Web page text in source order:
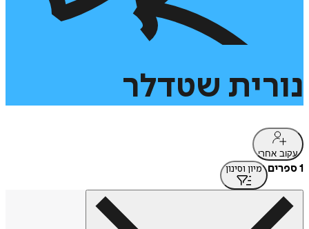
נורית שטדלר
עקוב אחרי
1 ספרים מיון וסינון